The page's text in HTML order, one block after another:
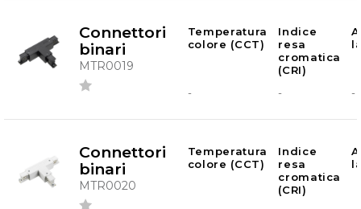
Connettori
binari
MTR0019
Temperatura
colore (CCT)
Indice
resa
cromatica
(CRI)
- - -
Connettori
binari
MTR0020
Temperatura
colore (CCT)
Indice
resa
cromatica
(CRI)